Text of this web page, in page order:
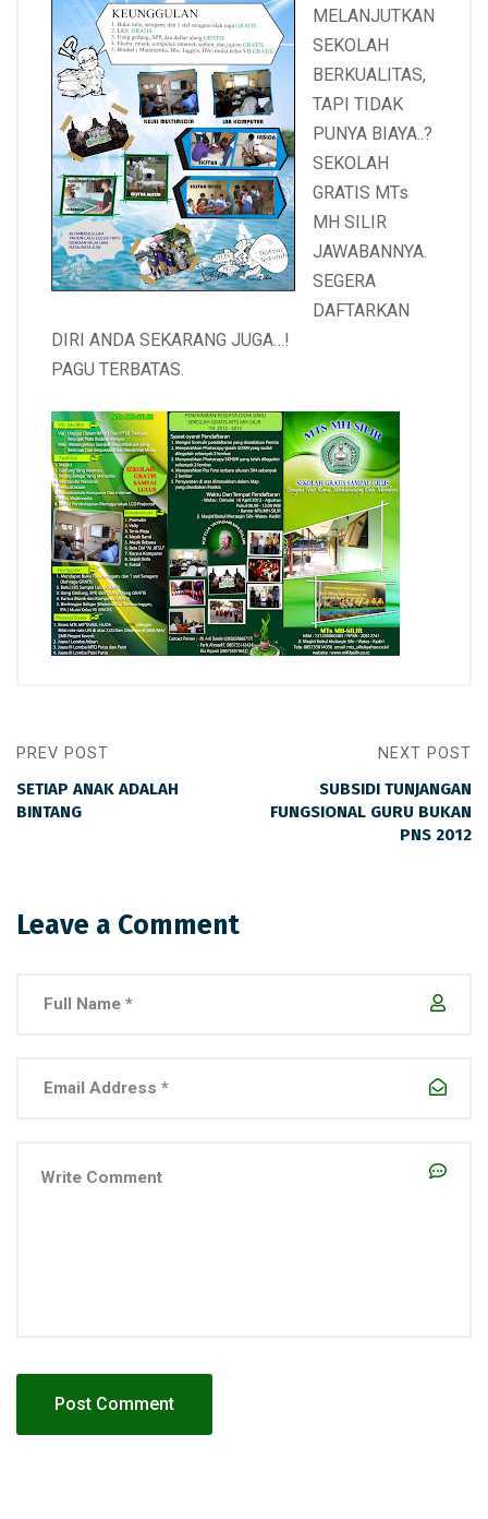
MELANJUTKAN
SEKOLAH
BERKUALITAS,
TAPI TIDAK
PUNYA BIAYA..?
SEKOLAH
GRATIS MTs
MH SILIR
JAWABANNYA.
SEGERA
DAFTARKAN
DIRI ANDA SEKARANG JUGA…!
PAGU TERBATAS.
PREV POST
SETIAP ANAK ADALAH
BINTANG
NEXT POST
SUBSIDI TUNJANGAN
FUNGSIONAL GURU BUKAN
PNS 2012
Leave a Comment